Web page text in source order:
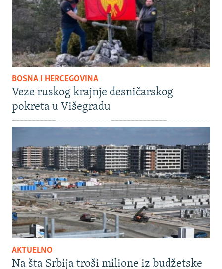
BOSNA I HERCEGOVINA
Veze ruskog krajnje desničarskog
pokreta u Višegradu
AKTUELNO
Na šta Srbija troši milione iz budžetske